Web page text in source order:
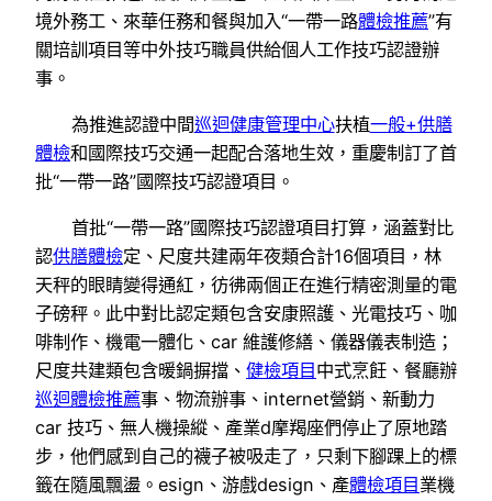
境外務工、來華任務和餐與加入“一帶一路體檢推薦”有
關培訓項目等中外技巧職員供給個人工作技巧認證辦
事。
為推進認證中間巡迴健康管理中心扶植一般+供膳
體檢和國際技巧交通一起配合落地生效，重慶制訂了首
批“一帶一路”國際技巧認證項目。
首批“一帶一路”國際技巧認證項目打算，涵蓋對比
認供膳體檢定、尺度共建兩年夜類合計16個項目，林
天秤的眼睛變得通紅，彷彿兩個正在進行精密測量的電
子磅秤。此中對比認定類包含安康照護、光電技巧、咖
啡制作、機電一體化、car 維護修繕、儀器儀表制造；
尺度共建類包含暖鍋摒擋、 健檢項目 中式烹飪、餐廳辦
巡迴體檢推薦事、物流辦事、internet營銷、新動力
car 技巧、無人機操縱、產業d摩羯座們停止了原地踏
步，他們感到自己的襪子被吸走了，只剩下腳踝上的標
籤在隨風飄盪。esign、游戲design、產體檢項目 業機